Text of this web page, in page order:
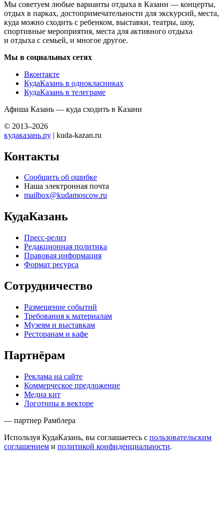
Мы советуем любые варианты отдыха в Казани — концерты,
отдых в парках, достопримечательности для экскурсий, места,
куда можно сходить с ребенком, выставки, театры, шоу,
спортивные мероприятия, места для активного отдыха
и отдыха с семьей, и многое другое.
Мы в социальных сетях
Вконтакте
КудаКазань в однокласниках
КудаКазань в телеграме
Афиша Казань — куда сходить в Казани
© 2013–2026
кудаказань.ру | kuda-kazan.ru
Контакты
Сообщить об ошибке
Наша электронная почта
mailbox@kudamoscow.ru
КудаКазань
Пресс-релиз
Редакционная политика
Правовая информация
Формат ресурса
Сотрудничество
Размещение событий
Требования к материалам
Музеям и выставкам
Ресторанам и кафе
Партнёрам
Реклама на сайте
Коммерческое предложение
Медиа кит
Логотипы в векторе
— партнер Рамблера
Используя КудаКазань, вы соглашаетесь с пользовательским
соглашением и политикой конфиденциальности.